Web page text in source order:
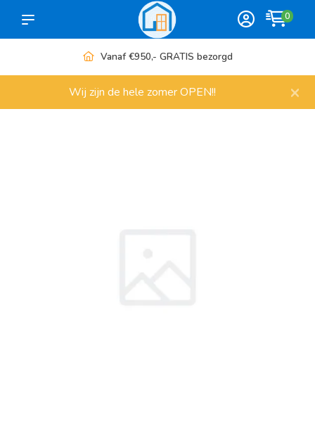
0
Vanaf €950,- GRATIS bezorgd
Wij zijn de hele zomer OPEN!! ×